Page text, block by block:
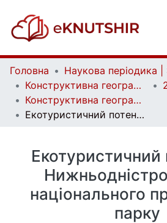
Головна
Конструктивна географія та раціональне використання природних ресурсів | Constructive geography and rational use of natural resources
Конструктивна географія та раціональне використання природних ресурсів. Випуск 5, № 1
Екотуристичний потенціал Нижньодністровського національного природного парку
Екотуристичний
національного
парку